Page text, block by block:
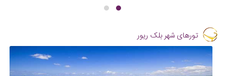
تورهای شهر بلک ریور